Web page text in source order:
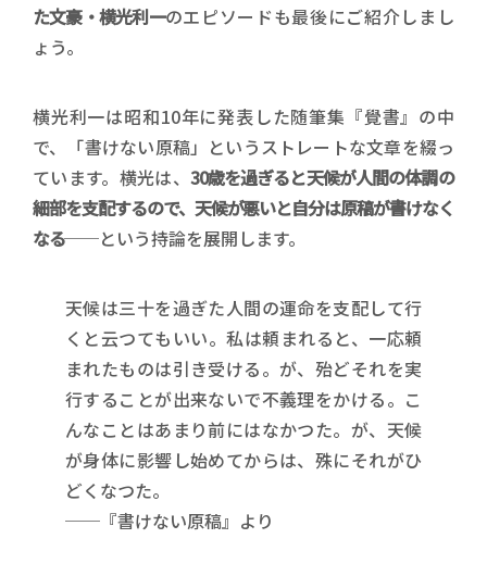
た文豪・横光利一のエピソードも最後にご紹介しまし
ょう。
横光利一は昭和10年に発表した随筆集『覺書』の中
で、「書けない原稿」というストレートな文章を綴っ
ています。横光は、 30歳を過ぎると天候が人間の体調の
細部を支配するので、天候が悪いと自分は原稿が書けなく
なる──という持論を展開します。
天候は三十を過ぎた人間の運命を支配して行
くと云つてもいい。私は頼まれると、一応頼
まれたものは引き受ける。が、殆どそれを実
行することが出来ないで不義理をかける。こ
んなことはあまり前にはなかつた。が、天候
が身体に影響し始めてからは、殊にそれがひ
どくなつた。
──『書けない原稿』より